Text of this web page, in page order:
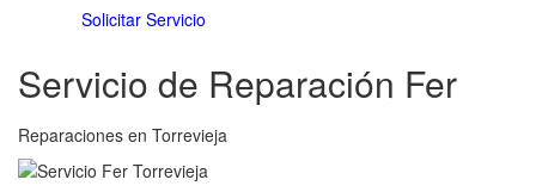
Solicitar Servicio
Servicio de Reparación Fer
Reparaciones en Torrevieja